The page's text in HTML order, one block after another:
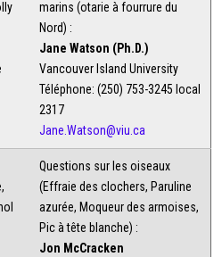
marins (otarie à fourrure du
Nord) :
Jane Watson (Ph.D.)
Vancouver Island University
Téléphone: (250) 753-3245 local
2317
Jane.Watson@viu.ca
Questions sur les oiseaux
(Effraie des clochers, Paruline
azurée, Moqueur des armoises,
Pic à tête blanche) :
Jon McCracken